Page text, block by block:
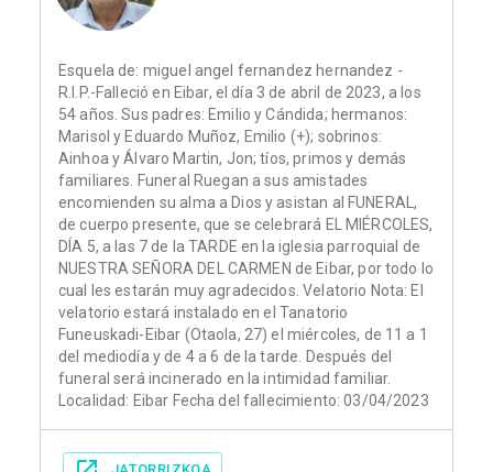
Esquela de: miguel angel fernandez hernandez -
R.I.P.-Falleció en Eibar, el día 3 de abril de 2023, a los
54 años. Sus padres: Emilio y Cándida; hermanos:
Marisol y Eduardo Muñoz, Emilio (+); sobrinos:
Ainhoa y Álvaro Martin, Jon; tíos, primos y demás
familiares. Funeral Ruegan a sus amistades
encomienden su alma a Dios y asistan al FUNERAL,
de cuerpo presente, que se celebrará EL MIÉRCOLES,
DÍA 5, a las 7 de la TARDE en la iglesia parroquial de
NUESTRA SEÑORA DEL CARMEN de Eibar, por todo lo
cual les estarán muy agradecidos. Velatorio Nota: El
velatorio estará instalado en el Tanatorio
Funeuskadi-Eibar (Otaola, 27) el miércoles, de 11 a 1
del mediodía y de 4 a 6 de la tarde. Después del
funeral será incinerado en la intimidad familiar.
Localidad: Eibar Fecha del fallecimiento: 03/04/2023